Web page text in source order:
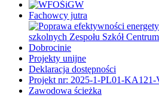
Fachowcy jutra
Projekty unijne
Deklaracja dostępności
Projekt nr: 2025-1-PL01-KA121-
Zawodowa ścieżka